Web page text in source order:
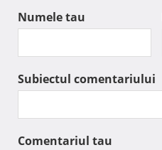
Numele tau
Subiectul comentariului
Comentariul tau